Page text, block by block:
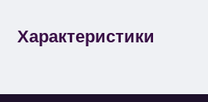
Характеристики